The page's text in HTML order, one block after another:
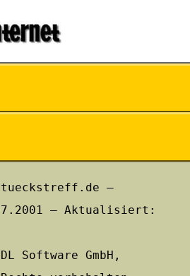
–
– Aktualisiert:
Software GmbH,